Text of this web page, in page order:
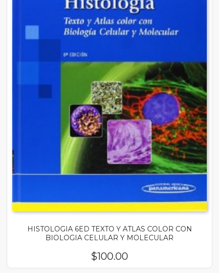
HISTOLOGIA 6ED TEXTO Y ATLAS COLOR CON
BIOLOGIA CELULAR Y MOLECULAR
$100.00